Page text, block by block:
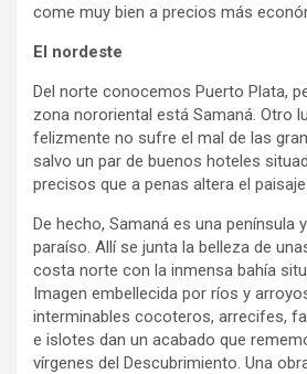
come muy bien a precios más
El nordeste
Del norte conocemos Puerto Plata,
zona nororiental está Samaná. Otro
felizmente no sufre el mal de las
salvo un par de buenos hoteles
precisos que a penas altera el paisaje.
De hecho, Samaná es una península
paraíso. Allí se junta la belleza de
costa norte con la inmensa bahía
Imagen embellecida por ríos y
interminables cocoteros, arrecifes,
e islotes dan un acabado que
vírgenes del Descubrimiento. Una